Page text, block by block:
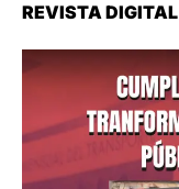
REVISTA DIGITAL